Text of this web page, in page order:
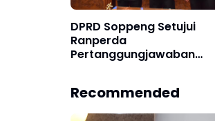
DPRD Soppeng Setujui
Ranperda
Pertanggungjawaban
Recommended